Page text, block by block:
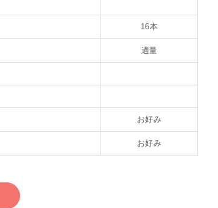
16本
適量
お好み
お好み